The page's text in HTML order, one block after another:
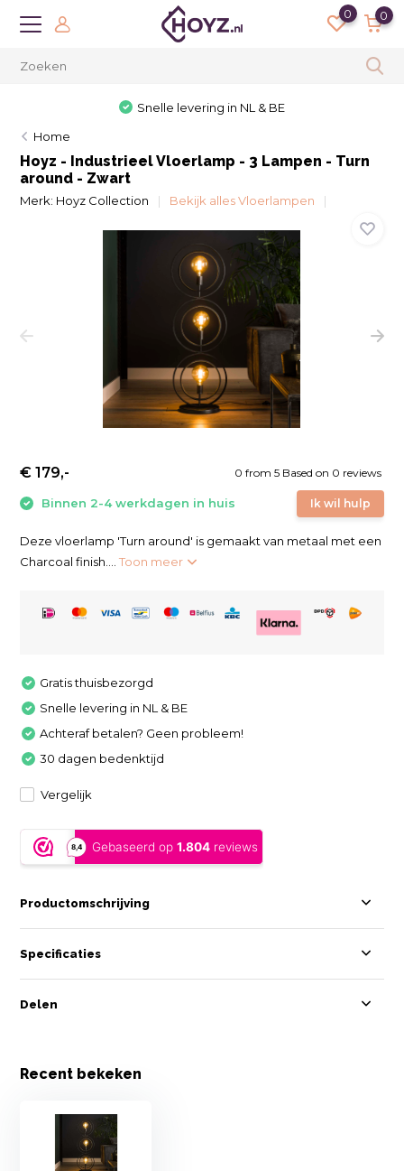
0 0
Snelle levering in NL & BE
Home
Hoyz - Industrieel Vloerlamp - 3 Lampen - Turn
around - Zwart
Merk: Hoyz Collection Bekijk alles Vloerlampen
0 from 5 Based on 0 reviews
Ik wil hulp
€ 179,-
Binnen 2-4 werkdagen in huis
Deze vloerlamp 'Turn around' is gemaakt van metaal met een
Charcoal finish....Toon meer
Gratis thuisbezorgd
Snelle levering in NL & BE
Achteraf betalen? Geen probleem!
30 dagen bedenktijd
Vergelijk
Productomschrijving
Specificaties
Delen
Recent bekeken